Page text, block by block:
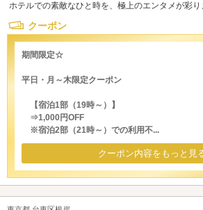
ホテルでの素敵なひと時を、極上のエンタメが彩
クーポン
期間限定☆
平日・月～木限定クーポン
【宿泊1部（19時～）】
⇒1,000円OFF
※宿泊2部（21時～）での利用不...
クーポン内容をもっと見